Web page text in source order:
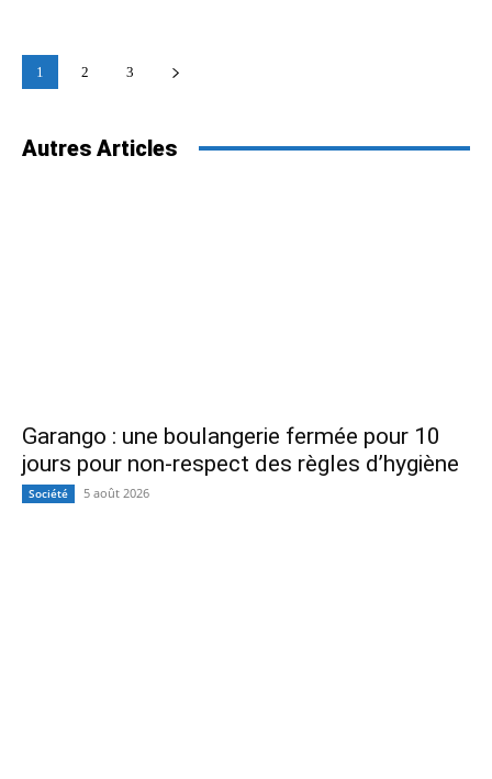
1 2 3
Autres Articles
Garango : une boulangerie fermée pour 10
jours pour non-respect des règles d’hygiène
Société 5 août 2026